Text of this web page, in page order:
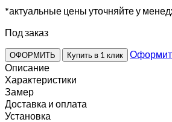
*актуальные цены уточняйте у
Под заказ
ОФОРМИТЬ Купить в 1 клик
Описание
Характеристики
Замер
Доставка и оплата
Установка